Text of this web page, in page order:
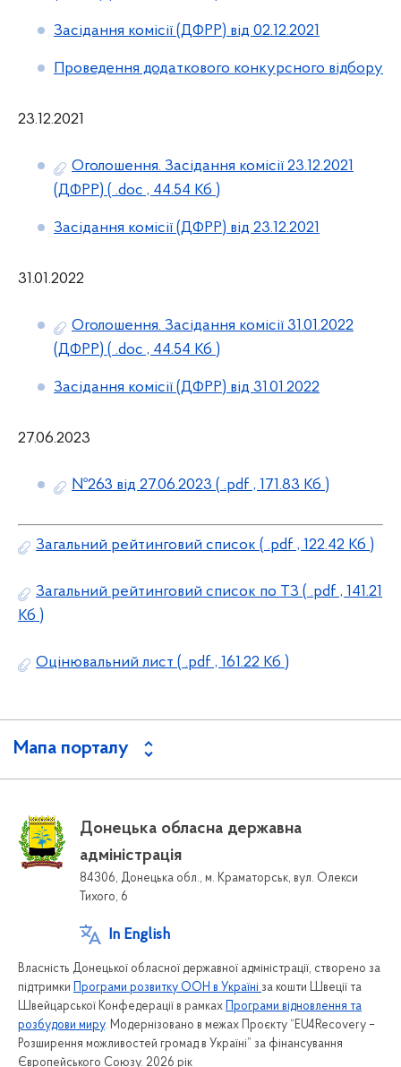
Засідання комісії (ДФРР) від 02.12.2021
Проведення додаткового конкурсного відбору
23.12.2021
Оголошення. Засідання комісії 23.12.2021
(ДФРР) ( .doc , 44.54 Кб )
Засідання комісії (ДФРР) від 23.12.2021
31.01.2022
Оголошення. Засідання комісії 31.01.2022
(ДФРР) ( .doc , 44.54 Кб )
Засідання комісії (ДФРР) від 31.01.2022
27.06.2023
№263 від 27.06.2023 ( .pdf , 171.83 Кб )
Загальний рейтинговий список ( .pdf , 122.42 Кб )
Загальний рейтинговий список по ТЗ ( .pdf , 141.21
Кб )
Оцінювальний лист ( .pdf , 161.22 Кб )
Мапа порталу
Донецька обласна державна
адміністрація
84306, Донецька обл., м. Краматорськ, вул. Олекси
Тихого, 6
In English
Власність Донецької обласної державної адміністрації, створено за
підтримки Програми розвитку ООН в Україні за кошти Швеції та
Швейцарської Конфедерації в рамках Програми відновлення та
розбудови миру. Модернізовано в межах Проєкту “EU4Recovery –
Розширення можливостей громад в Україні” за фінансування
Європейського Союзу. 2026 рік